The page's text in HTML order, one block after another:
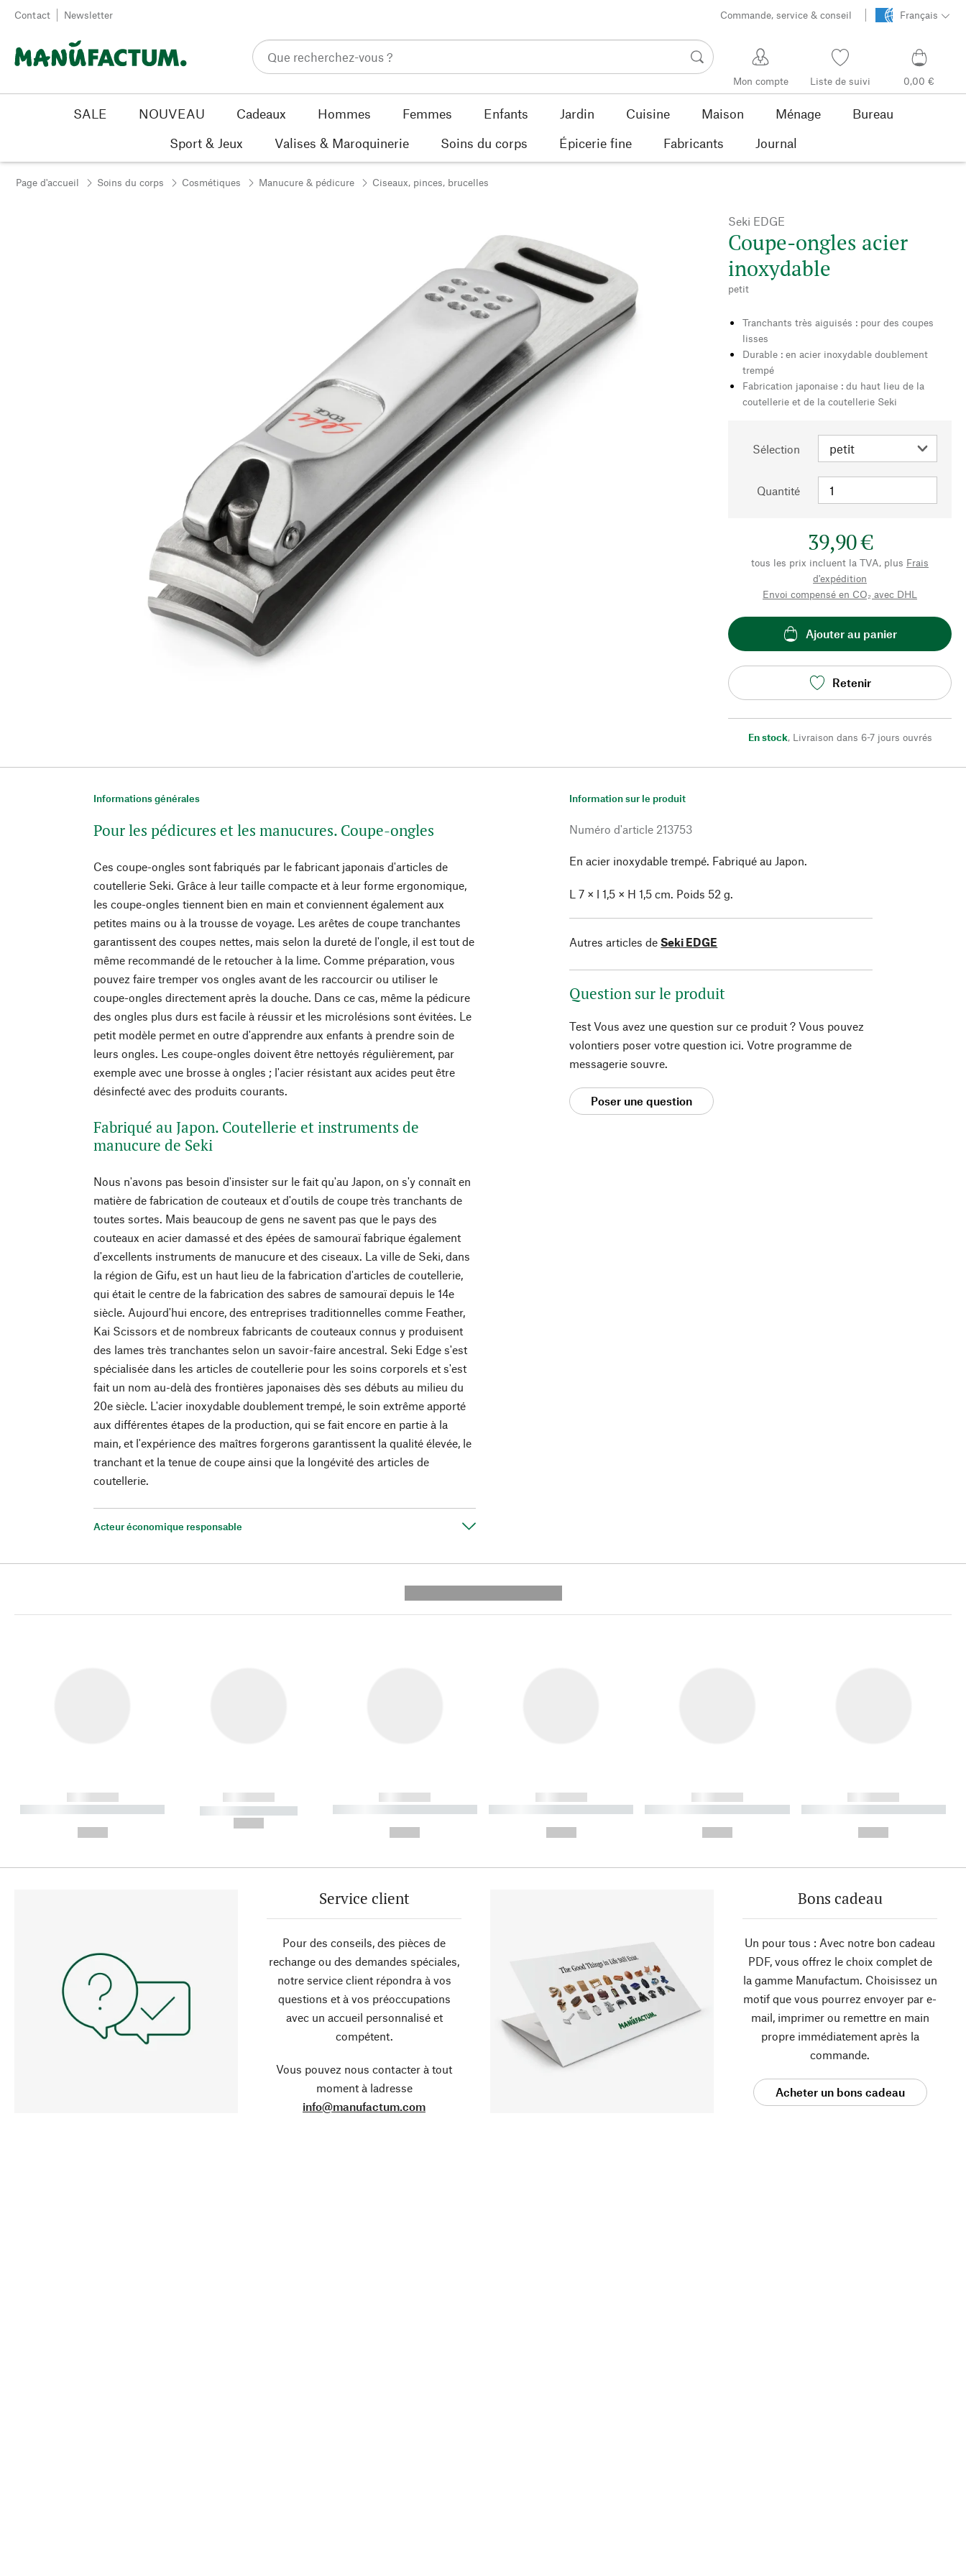
Passer au contenu
Contact Newsletter Commande, service & conseil Français
Mon compte Liste de suivi 0,00 €
SALE NOUVEAU Cadeaux Hommes Femmes Enfants Jardin Cuisine Maison Ménage
Bureau
Sport & Jeux
Valises & Maroquinerie Soins du corps Épicerie fine Fabricants Journal
Page d'accueil Soins du corps Cosmétiques Manucure & pédicure Ciseaux, pinces, brucelles
Seki EDGE
Coupe-ongles acier
inoxydable
petit
Tranchants très aiguisés : pour des coupes
lisses
Durable : en acier inoxydable doublement
trempé
Fabrication japonaise : du haut lieu de la
coutellerie et de la coutellerie Seki
Sélection
Quantité
39,90 €
tous les prix incluent la TVA, plus Frais
d'expédition
Envoi compensé en CO₂ avec DHL
Ajouter au panier
Retenir
En stock, Livraison dans 6-7 jours ouvrés
Informations générales
Pour les pédicures et les manucures. Coupe-ongles
Ces coupe-ongles sont fabriqués par le fabricant japonais d'articles de
coutellerie Seki. Grâce à leur taille compacte et à leur forme ergonomique,
les coupe-ongles tiennent bien en main et conviennent également aux
petites mains ou à la trousse de voyage. Les arêtes de coupe tranchantes
garantissent des coupes nettes, mais selon la dureté de l'ongle, il est tout de
même recommandé de le retoucher à la lime. Comme préparation, vous
pouvez faire tremper vos ongles avant de les raccourcir ou utiliser le
coupe-ongles directement après la douche. Dans ce cas, même la pédicure
des ongles plus durs est facile à réussir et les microlésions sont évitées. Le
petit modèle permet en outre d'apprendre aux enfants à prendre soin de
leurs ongles. Les coupe-ongles doivent être nettoyés régulièrement, par
exemple avec une brosse à ongles ; l'acier résistant aux acides peut être
désinfecté avec des produits courants.
Fabriqué au Japon. Coutellerie et instruments de
manucure de Seki
Nous n'avons pas besoin d'insister sur le fait qu'au Japon, on s'y connaît en
matière de fabrication de couteaux et d'outils de coupe très tranchants de
toutes sortes. Mais beaucoup de gens ne savent pas que le pays des
couteaux en acier damassé et des épées de samouraï fabrique également
d'excellents instruments de manucure et des ciseaux. La ville de Seki, dans
la région de Gifu, est un haut lieu de la fabrication d'articles de coutellerie,
qui était le centre de la fabrication des sabres de samouraï depuis le 14e
siècle. Aujourd'hui encore, des entreprises traditionnelles comme Feather,
Kai Scissors et de nombreux fabricants de couteaux connus y produisent
des lames très tranchantes selon un savoir-faire ancestral. Seki Edge s'est
spécialisée dans les articles de coutellerie pour les soins corporels et s'est
fait un nom au-delà des frontières japonaises dès ses débuts au milieu du
20e siècle. L'acier inoxydable doublement trempé, le soin extrême apporté
aux différentes étapes de la production, qui se fait encore en partie à la
main, et l'expérience des maîtres forgerons garantissent la qualité élevée, le
tranchant et la tenue de coupe ainsi que la longévité des articles de
coutellerie.
Acteur économique responsable
Information sur le produit
Numéro d'article 213753
En acier inoxydable trempé. Fabriqué au Japon.
L 7 × l 1,5 × H 1,5 cm. Poids 52 g.
Autres articles de Seki EDGE
Question sur le produit
Test Vous avez une question sur ce produit ? Vous pouvez
volontiers poser votre question ici. Votre programme de
messagerie souvre.
Poser une question
------------
----------- ----------- ----------
------------
----------- -----------
------------
----------- ----------- ----------
------------
----------- ----------- ----------
------------
----------- ----------- ----------
------------
----------- ----------- ----------
Service client
Pour des conseils, des pièces de
rechange ou des demandes spéciales,
notre service client répondra à vos
questions et à vos préoccupations
avec un accueil personnalisé et
compétent.
Vous pouvez nous contacter à tout
moment à ladresse
info@manufactum.com
Bons cadeau
Un pour tous : Avec notre bon cadeau
PDF, vous offrez le choix complet de
la gamme Manufactum. Choisissez un
motif que vous pourrez envoyer par e-
mail, imprimer ou remettre en main
propre immédiatement après la
commande.
Acheter un bons cadeau